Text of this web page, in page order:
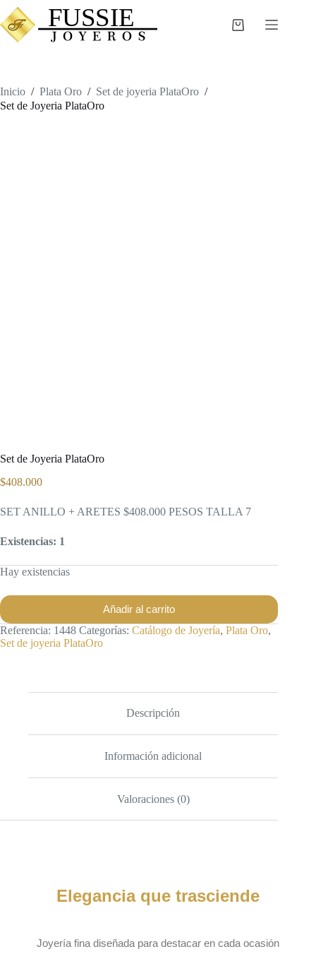
Saltar
al
contenido
Carro
Inicio / Plata Oro / Set de joyeria PlataOro /
Set de Joyeria PlataOro
Set de Joyeria PlataOro
$408.000
SET ANILLO + ARETES $408.000 PESOS TALLA 7
Existencias: 1
Hay existencias
Añadir al carrito
Referencia: 1448 Categorías: Catálogo de Joyería, Plata Oro,
Set de joyeria PlataOro
Descripción
Información adicional
Valoraciones (0)
Elegancia que trasciende
Joyería fina diseñada para destacar en cada ocasión